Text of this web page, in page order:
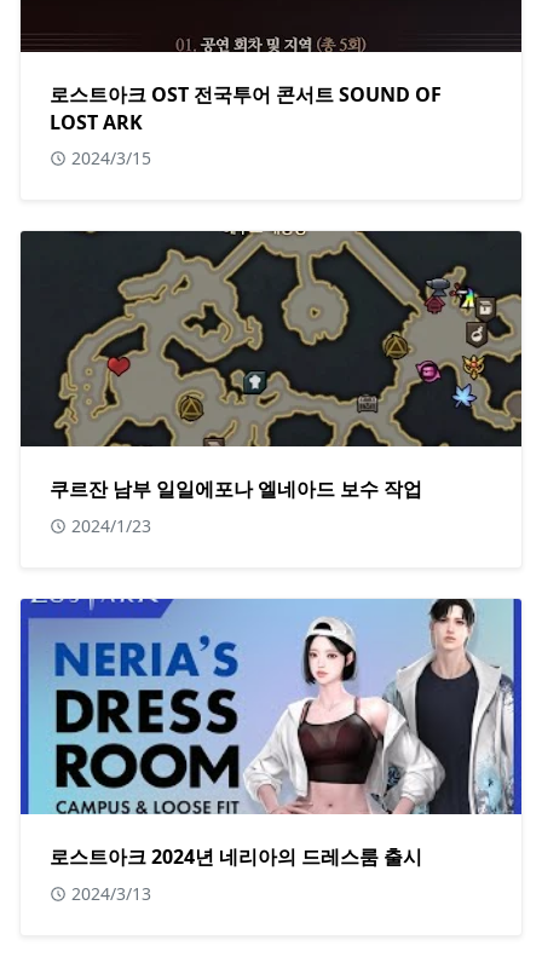
로스트아크 OST 전국투어 콘서트 SOUND OF
LOST ARK
2024/3/15
쿠르잔 남부 일일에포나 엘네아드 보수 작업
2024/1/23
로스트아크 2024년 네리아의 드레스룸 출시
2024/3/13